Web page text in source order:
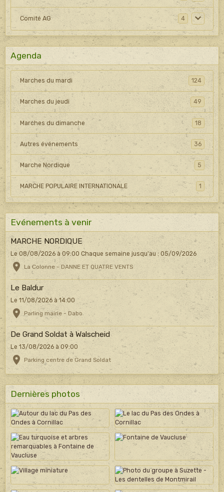
Comité AG 4
Agenda
Marches du mardi 124
Marches du jeudi 49
Marches du dimanche 18
Autres événements 36
Marche Nordique 5
MARCHE POPULAIRE INTERNATIONALE 1
Evénements à venir
MARCHE NORDIQUE
Le 08/08/2026 à 09:00 Chaque semaine jusqu'au : 05/09/2026
La Colonne - DANNE ET QUATRE VENTS
Le Baldur
Le 11/08/2026 à 14:00
Parling mairie - Dabo
De Grand Soldat à Walscheid
Le 13/08/2026 à 09:00
Parking centre de Grand Soldat
Dernières photos